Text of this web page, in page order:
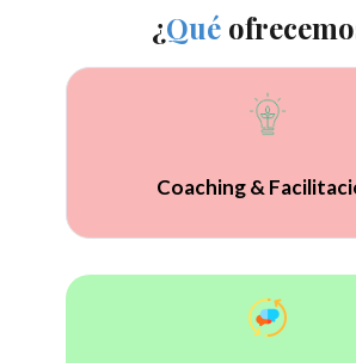
¿Qué
Coaching &